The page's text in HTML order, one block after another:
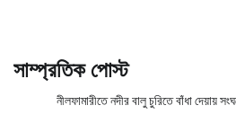
সাম্প্রতিক পোস্ট
নীলফামারীতে নদীর বালু চুরিতে বাঁধা দেয়ায়